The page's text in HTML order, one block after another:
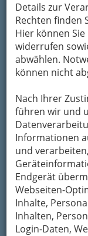
Details zur
Rechten finden
Hier können
widerrufen
abwählen.
können nicht
Nach Ihrer
führen wir und
Informationen
und
Endgerät
Webseiten-
Inhalte,
Inhalten,
Login-Daten,
Um die Info-
bewahren,
Übermittlung
Formular.
weitergeleitet.
Mein Name
Meine Email
Mein Betreff